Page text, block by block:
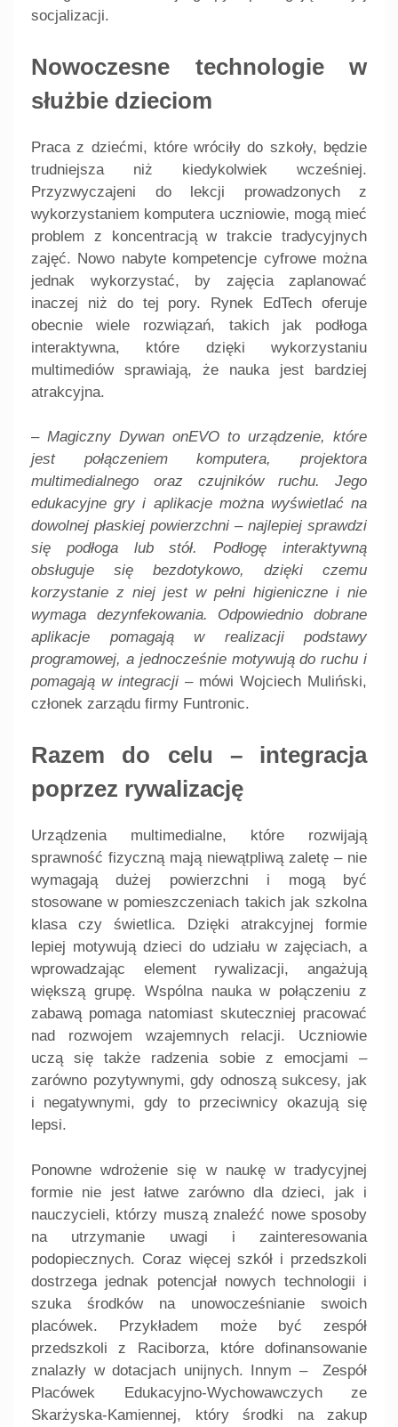
socjalizacji.
Nowoczesne technologie w
służbie dzieciom
Praca z dziećmi, które wróciły do szkoły, będzie
trudniejsza niż kiedykolwiek wcześniej.
Przyzwyczajeni do lekcji prowadzonych z
wykorzystaniem komputera uczniowie, mogą mieć
problem z koncentracją w trakcie tradycyjnych
zajęć. Nowo nabyte kompetencje cyfrowe można
jednak wykorzystać, by zajęcia zaplanować
inaczej niż do tej pory. Rynek EdTech oferuje
obecnie wiele rozwiązań, takich jak podłoga
interaktywna, które dzięki wykorzystaniu
multimediów sprawiają, że nauka jest bardziej
atrakcyjna.
– Magiczny Dywan onEVO to urządzenie, które
jest połączeniem komputera, projektora
multimedialnego oraz czujników ruchu. Jego
edukacyjne gry i aplikacje można wyświetlać na
dowolnej płaskiej powierzchni – najlepiej sprawdzi
się podłoga lub stół. Podłogę interaktywną
obsługuje się bezdotykowo, dzięki czemu
korzystanie z niej jest w pełni higieniczne i nie
wymaga dezynfekowania. Odpowiednio dobrane
aplikacje pomagają w realizacji podstawy
programowej, a jednocześnie motywują do ruchu i
pomagają w integracji – mówi Wojciech Muliński,
członek zarządu firmy Funtronic.
Razem do celu – integracja
poprzez rywalizację
Urządzenia multimedialne, które rozwijają
sprawność fizyczną mają niewątpliwą zaletę – nie
wymagają dużej powierzchni i mogą być
stosowane w pomieszczeniach takich jak szkolna
klasa czy świetlica. Dzięki atrakcyjnej formie
lepiej motywują dzieci do udziału w zajęciach, a
wprowadzając element rywalizacji, angażują
większą grupę. Wspólna nauka w połączeniu z
zabawą pomaga natomiast skuteczniej pracować
nad rozwojem wzajemnych relacji. Uczniowie
uczą się także radzenia sobie z emocjami –
zarówno pozytywnymi, gdy odnoszą sukcesy, jak
i negatywnymi, gdy to przeciwnicy okazują się
lepsi.
Ponowne wdrożenie się w naukę w tradycyjnej
formie nie jest łatwe zarówno dla dzieci, jak i
nauczycieli, którzy muszą znaleźć nowe sposoby
na utrzymanie uwagi i zainteresowania
podopiecznych. Coraz więcej szkół i przedszkoli
dostrzega jednak potencjał nowych technologii i
szuka środków na unowocześnianie swoich
placówek. Przykładem może być zespół
przedszkoli z Raciborza, które dofinansowanie
znalazły w dotacjach unijnych. Innym – Zespół
Placówek Edukacyjno-Wychowawczych ze
Skarżyska-Kamiennej, który środki na zakup